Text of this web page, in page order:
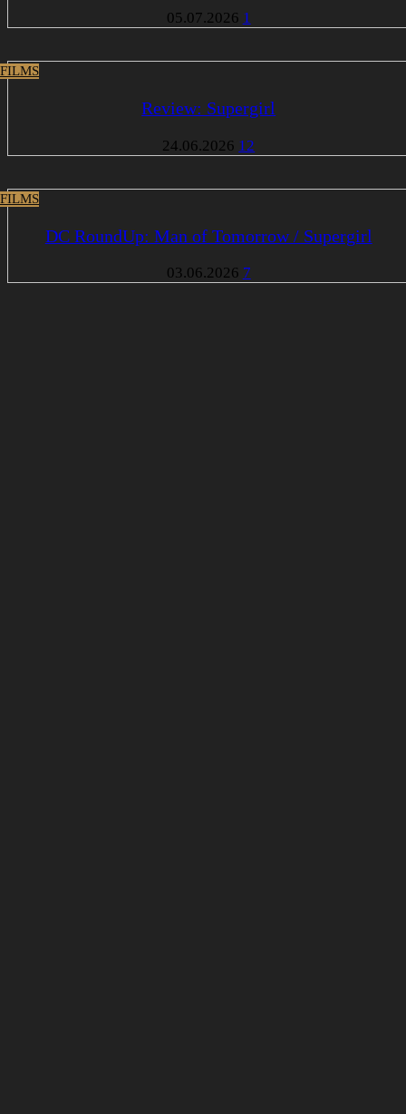
05.07.2026 1
Review: Supergirl
24.06.2026 12
DC RoundUp: Man of Tomorrow / Supergirl
03.06.2026 7